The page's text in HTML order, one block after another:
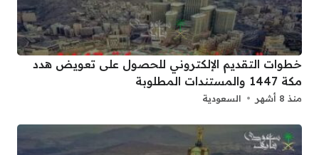
خطوات التقديم الإلكتروني للحصول على تعويض هدد
مكة 1447 والمستندات المطلوبة
منذ 8 أشهر السعودية